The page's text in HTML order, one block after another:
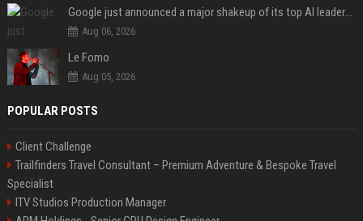
Google just announced a major shakeup of its top AI leadership
Aug 06, 2026
Le Fomo
Aug 05, 2026
POPULAR POSTS
Client Challenge
Trailfinders Travel Consultant – Premium Adventure & Bespoke Travel
Specialist
ITV Studios Production Manager